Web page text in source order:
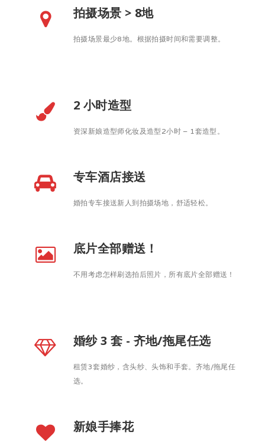
拍摄场景 > 8地
拍摄场景最少8地。根据拍摄时间和需要调整。
2 小时造型
资深新娘造型师化妆及造型2小时 – 1套造型。
专车酒店接送
婚拍专车接送新人到拍摄场地，舒适轻松。
底片全部赠送！
不用考虑怎样刷选拍后照片，所有底片全部赠送！
婚纱 3 套 - 齐地/拖尾任选
租赁3套婚纱，含头纱、头饰和手套。齐地/拖尾任
选。
新娘手捧花